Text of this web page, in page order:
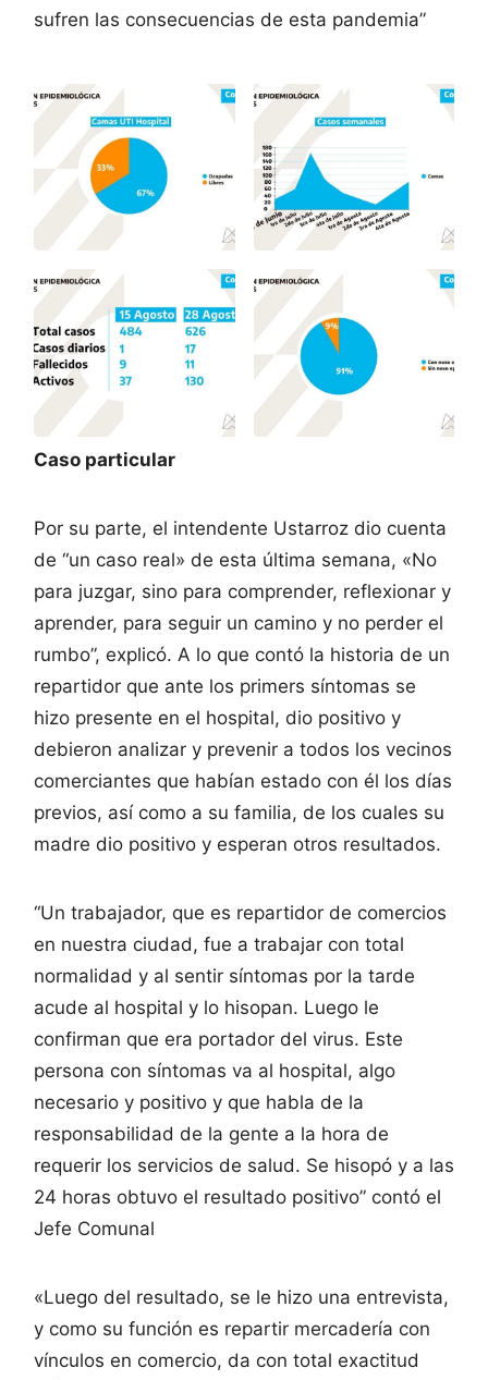
sufren las consecuencias de esta pandemia”
Caso particular
Por su parte, el intendente Ustarroz dio cuenta
de “un caso real» de esta última semana, «No
para juzgar, sino para comprender, reflexionar y
aprender, para seguir un camino y no perder el
rumbo”, explicó. A lo que contó la historia de un
repartidor que ante los primers síntomas se
hizo presente en el hospital, dio positivo y
debieron analizar y prevenir a todos los vecinos
comerciantes que habían estado con él los días
previos, así como a su familia, de los cuales su
madre dio positivo y esperan otros resultados.
“Un trabajador, que es repartidor de comercios
en nuestra ciudad, fue a trabajar con total
normalidad y al sentir síntomas por la tarde
acude al hospital y lo hisopan. Luego le
confirman que era portador del virus. Este
persona con síntomas va al hospital, algo
necesario y positivo y que habla de la
responsabilidad de la gente a la hora de
requerir los servicios de salud. Se hisopó y a las
24 horas obtuvo el resultado positivo” contó el
Jefe Comunal
«Luego del resultado, se le hizo una entrevista,
y como su función es repartir mercadería con
vínculos en comercio, da con total exactitud